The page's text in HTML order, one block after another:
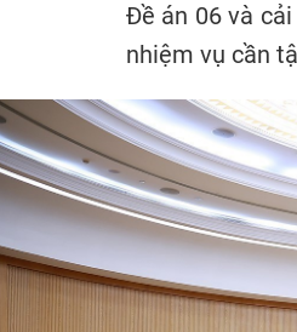
Đề án 06 và
nhiệm vụ cần